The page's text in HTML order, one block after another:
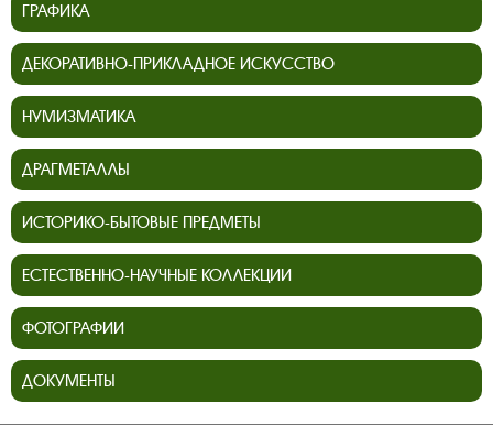
ГРАФИКА
ДЕКОРАТИВНО-ПРИКЛАДНОЕ ИСКУССТВО
НУМИЗМАТИКА
ДРАГМЕТАЛЛЫ
ИСТОРИКО-БЫТОВЫЕ ПРЕДМЕТЫ
ЕСТЕСТВЕННО-НАУЧНЫЕ КОЛЛЕКЦИИ
ФОТОГРАФИИ
ДОКУМЕНТЫ